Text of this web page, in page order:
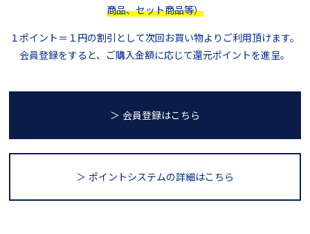
商品、セット商品等）
１ポイント＝１円の割引として次回お買い物よりご利用頂けます。
会員登録をすると、ご購入金額に応じて還元ポイントを進呈。
＞ 会員登録はこちら
＞ ポイントシステムの詳細はこちら